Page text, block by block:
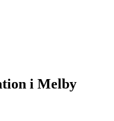
i Melby